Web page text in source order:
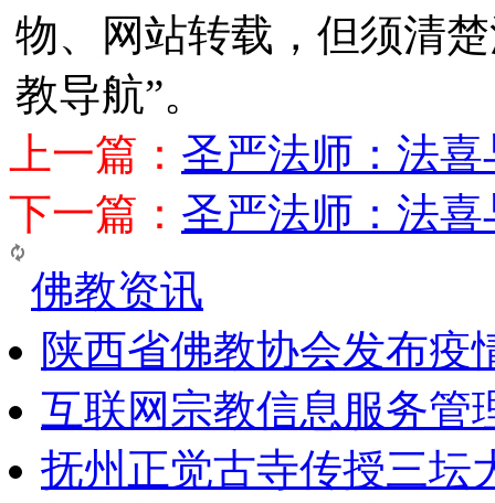
物、网站转载，但须清
教导航”。
上一篇： 圣严法师：法
下一篇： 圣严法师：法
佛教资讯
陕西省佛教协会发布疫
互联网宗教信息服务管
抚州正觉古寺传授三坛